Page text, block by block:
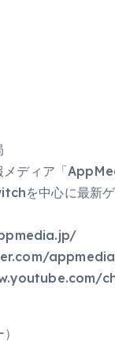
ディア「
を中心に最新